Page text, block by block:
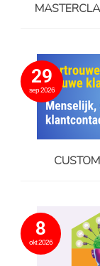
29
sep 2026
8
okt 2026